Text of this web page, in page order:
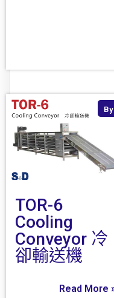
TOR-6
Cooling
Conveyor 冷
卻輸送機
By
Read More